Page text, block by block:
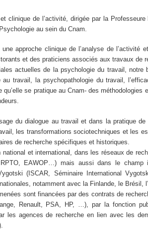
et clinique de l’activité, dirigée par la
au sein du Cnam.
approche clinique de l’analyse de l’activité
et des praticiens associés aux travaux de
actuelles de la psychologie du travail, notre
travail, la psychopathologie du travail,
qu’elle se pratique au Cnam- des méthodologies
du dialogue au travail et dans la pratique
les transformations sociotechniques et les
de recherche spécifiques et historiques.
national et international, dans les réseaux de
EAWOP…) mais aussi dans le champ
(ISCAR, Séminaire International
notamment avec la Finlande, le Brésil,
sont financées par des contrats de
Renault, PSA, HP, …), par la fonction
les agences de recherche en lien avec les